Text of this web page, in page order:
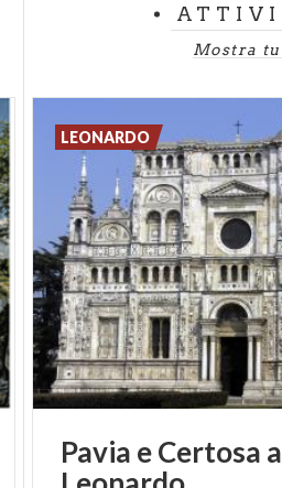
Mostra
Pavia eCertosa
LEONARDO